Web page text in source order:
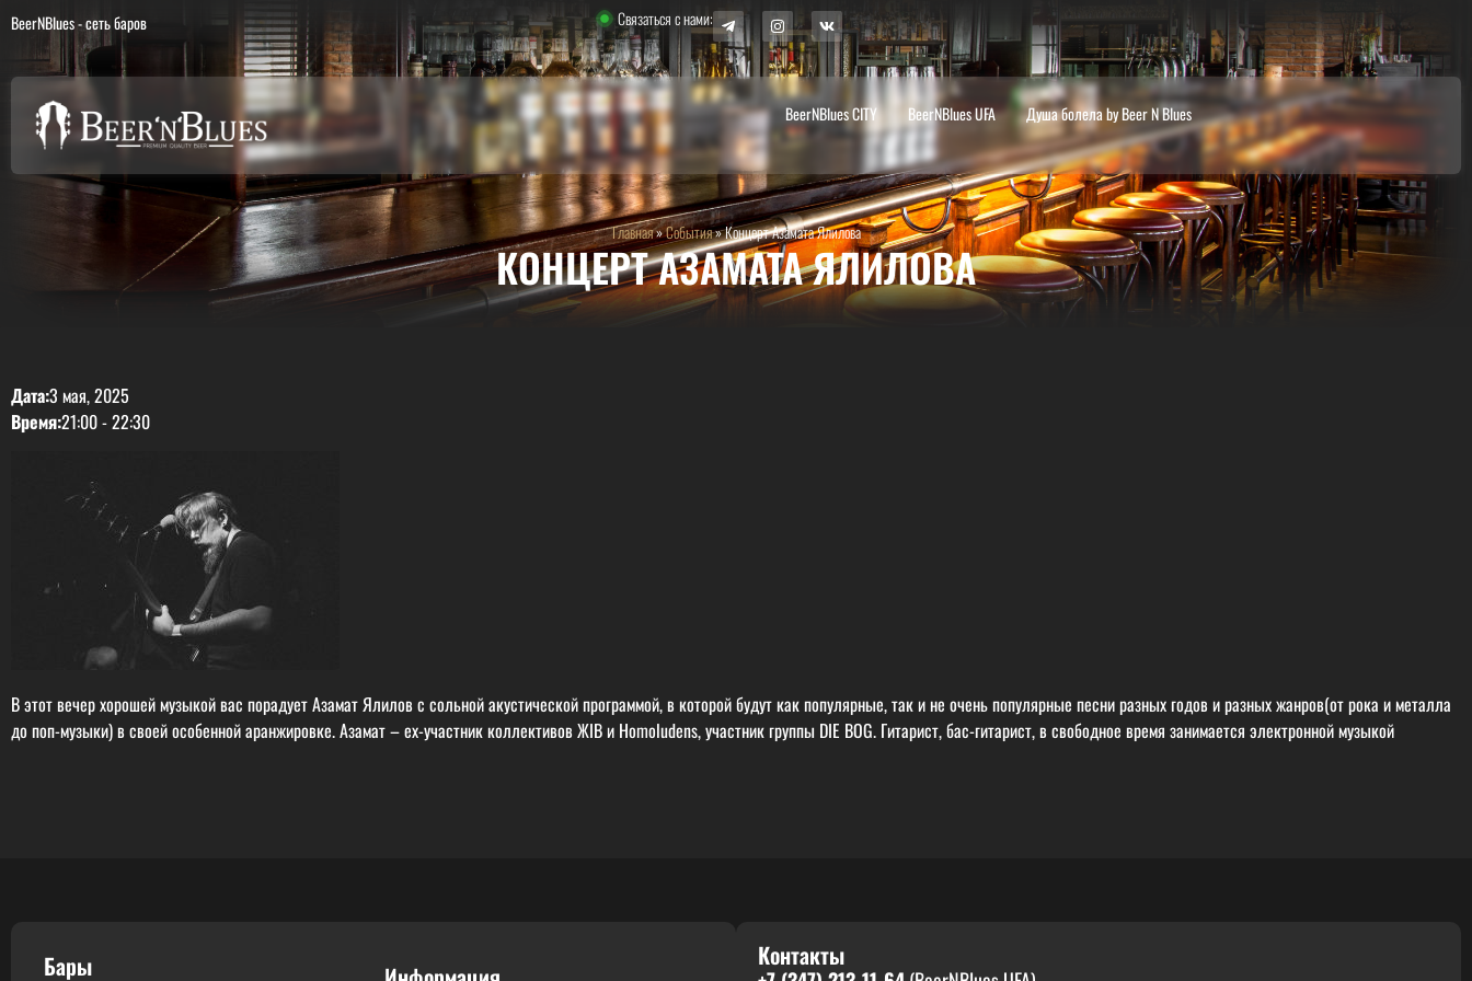
BeerNBlues - сеть баров Связаться с нами:
BeerNBlues CITY BeerNBlues UFA Душа болела by Beer N Blues
Главная»События»Концерт Азамата Ялилова
КОНЦЕРТ АЗАМАТА ЯЛИЛОВА
Дата:3 мая, 2025
Время:21:00-22:30
В этот вечер хорошей музыкой вас порадует Азамат Ялилов с сольной акустической программой, в которой будут как популярные, так и не очень популярные песни разных годов и разных жанров(от рока и металла
до поп-музыки) в своей особенной аранжировке. Азамат – ex-участник коллективов ЖIВ и Homoludens, участник группы DIE BOG. Гитарист, бас-гитарист, в свободное время занимается электронной музыкой
Бары Контакты